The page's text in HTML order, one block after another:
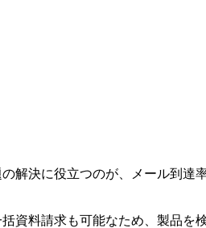
解決に役立つのが、メール到達
資料請求も可能なため、製品を